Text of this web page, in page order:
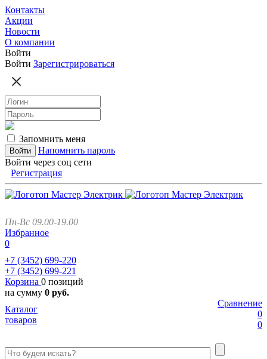
Контакты
Акции
Новости
О компании
Войти
Войти Зарегистрироваться
Запомнить меня
Напомнить пароль
Войти через соц сети
Регистрация
Пн-Вс 09.00-19.00
Избранное
0
+7 (3452) 699-220
+7 (3452) 699-221
Корзина 0 позиций
на сумму 0 руб.
Сравнение
0
0
Каталог
товаров